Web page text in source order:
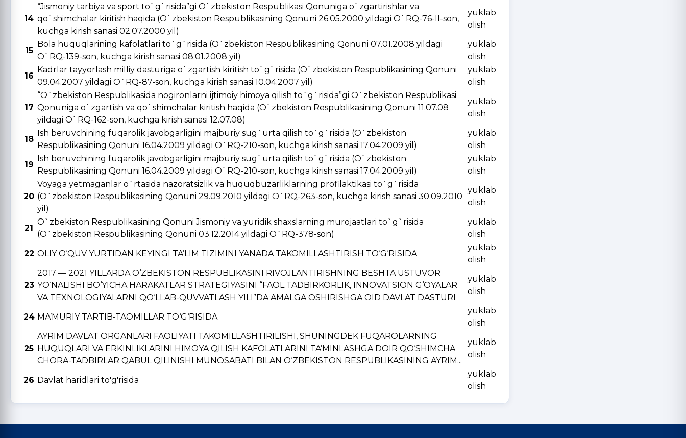
14
“Jismoniy tarbiya va sport to`g`risida”gi O`zbekiston Respublikasi Qonuniga o`zgartirishlar va
qo`shimchalar kiritish haqida (O`zbekiston Respublikasining Qonuni 26.05.2000 yildagi O`RQ-76-II-son,
kuchga kirish sanasi 02.07.2000 yil)
yuklab
olish
15
Bola huquqlarining kafolatlari to`g`risida (O`zbekiston Respublikasining Qonuni 07.01.2008 yildagi
O`RQ-139-son, kuchga kirish sanasi 08.01.2008 yil)
yuklab
olish
16
Kadrlar tayyorlash milliy dasturiga o`zgartish kiritish to`g`risida (O`zbekiston Respublikasining Qonuni
09.04.2007 yildagi O`RQ-87-son, kuchga kirish sanasi 10.04.2007 yil)
yuklab
olish
17
“O`zbekiston Respublikasida nogironlarni ijtimoiy himoya qilish to`g`risida”gi O`zbekiston Respublikasi
Qonuniga o`zgartish va qo`shimchalar kiritish haqida (O`zbekiston Respublikasining Qonuni 11.07.08
yildagi O`RQ-162-son, kuchga kirish sanasi 12.07.08)
yuklab
olish
18
Ish beruvchining fuqarolik javobgarligini majburiy sug`urta qilish to`g`risida (O`zbekiston
Respublikasining Qonuni 16.04.2009 yildagi O`RQ-210-son, kuchga kirish sanasi 17.04.2009 yil)
yuklab
olish
19
Ish beruvchining fuqarolik javobgarligini majburiy sug`urta qilish to`g`risida (O`zbekiston
Respublikasining Qonuni 16.04.2009 yildagi O`RQ-210-son, kuchga kirish sanasi 17.04.2009 yil)
yuklab
olish
20
Voyaga yetmaganlar o`rtasida nazoratsizlik va huquqbuzarliklarning profilaktikasi to`g`risida
(O`zbekiston Respublikasining Qonuni 29.09.2010 yildagi O`RQ-263-son, kuchga kirish sanasi 30.09.2010
yil)
yuklab
olish
21
O`zbekiston Respublikasining Qonuni Jismoniy va yuridik shaxslarning murojaatlari to`g`risida
(O`zbekiston Respublikasining Qonuni 03.12.2014 yildagi O`RQ-378-son)
yuklab
olish
22 OLIY O‘QUV YURTIDAN KЕYINGI TA’LIM TIZIMINI YANADA TAKOMILLASHTIRISH TO‘G‘RISIDA
yuklab
olish
23
2017 — 2021 YILLARDA O‘ZBЕKISTON RЕSPUBLIKASINI RIVOJLANTIRISHNING BЕSHTA USTUVOR
YO‘NALISHI BO‘YICHA HARAKATLAR STRATЕGIYASINI “FAOL TADBIRKORLIK, INNOVATSION G‘OYALAR
VA TЕXNOLOGIYALARNI QO‘LLAB-QUVVATLASH YILI”DA AMALGA OSHIRISHGA OID DAVLAT DASTURI
yuklab
olish
24 MA’MURIY TARTIB-TAOMILLAR TO‘G‘RISIDA
yuklab
olish
25
AYRIM DAVLAT ORGANLARI FAOLIYATI TAKOMILLASHTIRILISHI, SHUNINGDЕK FUQAROLARNING
HUQUQLARI VA ERKINLIKLARINI HIMOYA QILISH KAFOLATLARINI TA’MINLASHGA DOIR QO‘SHIMCHA
CHORA-TADBIRLAR QABUL QILINISHI MUNOSABATI BILAN O‘ZBЕKISTON RЕSPUBLIKASINING AYRIM...
yuklab
olish
26 Davlat haridlari to'g'risida
yuklab
olish